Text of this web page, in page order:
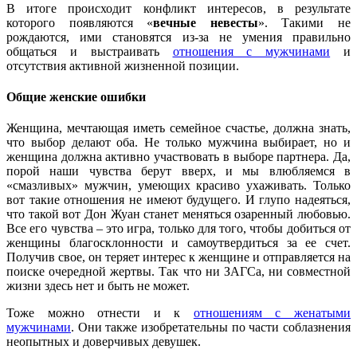
В итоге происходит конфликт интересов, в результате
которого появляются «вечные невесты». Такими не
рождаются, ими становятся из-за не умения правильно
общаться и выстраивать отношения с мужчинами и
отсутствия активной жизненной позиции.
Общие женские ошибки
Женщина, мечтающая иметь семейное счастье, должна знать,
что выбор делают оба. Не только мужчина выбирает, но и
женщина должна активно участвовать в выборе партнера. Да,
порой наши чувства берут вверх, и мы влюбляемся в
«смазливых» мужчин, умеющих красиво ухаживать. Только
вот такие отношения не имеют будущего. И глупо надеяться,
что такой вот Дон Жуан станет меняться озаренный любовью.
Все его чувства – это игра, только для того, чтобы добиться от
женщины благосклонности и самоутвердиться за ее счет.
Получив свое, он теряет интерес к женщине и отправляется на
поиске очередной жертвы. Так что ни ЗАГСа, ни совместной
жизни здесь нет и быть не может.
Тоже можно отнести и к отношениям с женатыми
мужчинами. Они также изобретательны по части соблазнения
неопытных и доверчивых девушек.